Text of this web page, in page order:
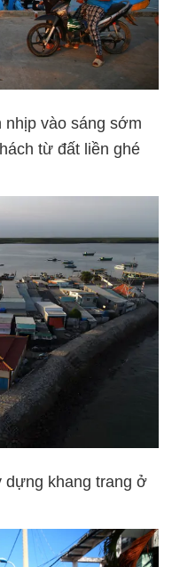
vào sáng sớm
từ đất liền ghé
khang trang ở